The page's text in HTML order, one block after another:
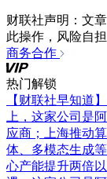
财联社声明：文
此操作，风险自担
商务合作
热门解锁
【财联社早知道
上，这家公司是
应商；上海推动
体、多模态生成
心产能提升两倍